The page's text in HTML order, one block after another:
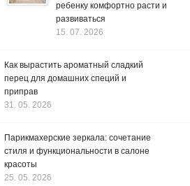
ребенку комфортно расти и
развиваться
15. 07. 2026
Как вырастить ароматный сладкий
перец для домашних специй и
приправ
31. 05. 2026
Парикмахерские зеркала: сочетание
стиля и функциональности в салоне
красоты
25. 05. 2026